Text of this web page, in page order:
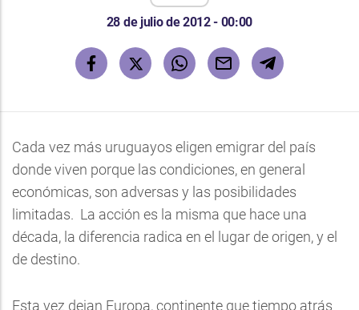
28 de julio de 2012 - 00:00
Cada vez más uruguayos eligen emigrar del país
donde viven porque las condiciones, en general
económicas, son adversas y las posibilidades
limitadas. La acción es la misma que hace una
década, la diferencia radica en el lugar de origen, y el
de destino.
Esta vez dejan Europa, continente que tiempo atrás